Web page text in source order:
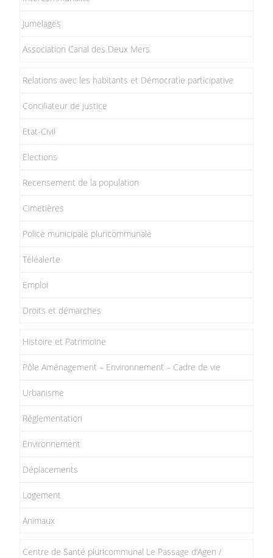
Jumelages
Association Canal des Deux Mers
Relations avec les habitants et Démocratie participative
Conciliateur de justice
Etat-Civil
Elections
Recensement de la population
Cimetières
Police municipale pluricommunale
Téléalerte
Emploi
Droits et démarches
Histoire et Patrimoine
Pôle Aménagement – Environnement – Cadre de vie
Urbanisme
Réglementation
Environnement
Déplacements
Logement
Animaux
Centre de Santé pluricommunal Le Passage d’Agen /